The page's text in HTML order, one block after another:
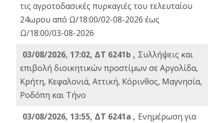
τις αγροτοδασικές πυρκαγιές του τελευταίου
24ωρου από Ω/18:00/02-08-2026 έως
Ω/18:00/03-08-2026
03/08/2026, 17:02, ΔΤ 6241b , Συλλήψεις και
επιβολή διοικητικών προστίμων σε Αργολίδα,
Κρήτη, Κεφαλονιά, Αττική, Κόρινθος, Μαγνησία,
Ροδόπη και Τήνο
03/08/2026, 13:55, ΔΤ 6241a , Ενημέρωση για